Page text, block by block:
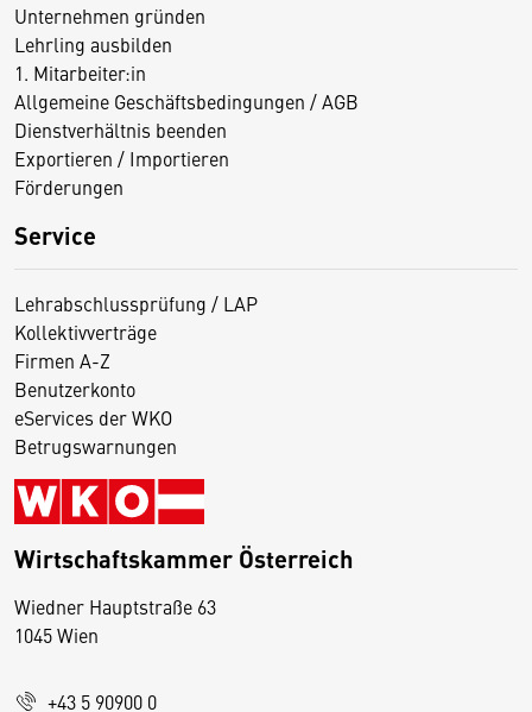
Unternehmen gründen
Lehrling ausbilden
1. Mitarbeiter:in
Allgemeine Geschäftsbedingungen / AGB
Dienstverhältnis beenden
Exportieren / Importieren
Förderungen
Service
Lehrabschlussprüfung / LAP
Kollektivverträge
Firmen A-Z
Benutzerkonto
eServices der WKO
Betrugswarnungen
Wirtschaftskammer Österreich
Wiedner Hauptstraße 63
1045 Wien
+43 5 90900 0
D